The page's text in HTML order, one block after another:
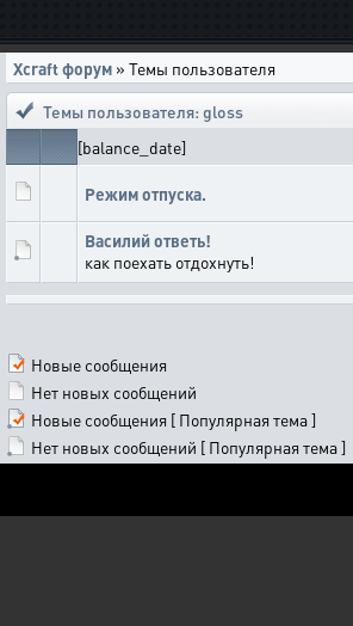
Xcraft форум » Темы пользователя
Темы пользователя: gloss
[balance_date]
Режим отпуска.
Василий ответь!
как поехать отдохнуть!
Новые сообщения
Нет новых сообщений
Новые сообщения [ Популярная тема ]
Нет новых сообщений [ Популярная тема ]